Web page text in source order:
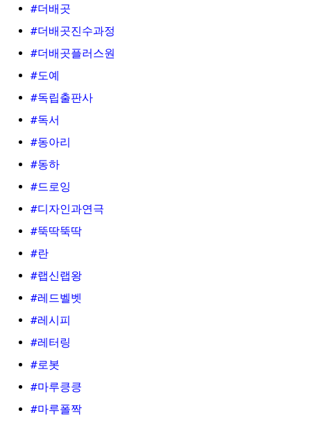
#더배곳
#더배곳진수과정
#더배곳플러스원
#도예
#독립출판사
#독서
#동아리
#동하
#드로잉
#디자인과연극
#뚝딱뚝딱
#란
#랩신랩왕
#레드벨벳
#레시피
#레터링
#로봇
#마루킁킁
#마루폴짝